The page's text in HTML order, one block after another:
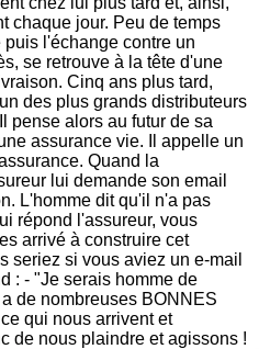
chaque jour. Peu de temps
l'échange contre un
se retrouve à la tête d'une
Cinq ans plus tard,
des plus grands distributeurs
pense alors au futur de sa
assurance vie. Il appelle un
Quand la
lui demande son email
L'homme dit qu'il n'a pas
répond l'assureur, vous
arrivé à construire cet
seriez si vous aviez un e-mail
: - "Je serais homme de
de nombreuses BONNES
qui nous arrivent et
de nous plaindre et agissons !